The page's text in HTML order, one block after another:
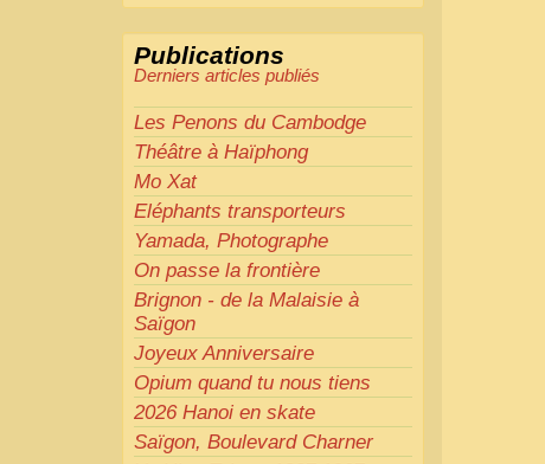
couleurs pour améliorer la
lisibilité. Votre avis nous
intéresse !
Pour les textes, nous allons les
retravailler afin de les rendre
plus fluides et précis.
« Comme tout bon
collectionneur le sait, la
perfection est un idéal… mais
nous y travaillons ! »
Publications
Derniers articles publiés
Les Penons du Cambodge
Théâtre à Haïphong
Mo Xat
Eléphants transporteurs
Yamada, Photographe
On passe la frontière
Brignon - de la Malaisie à
Saïgon
Joyeux Anniversaire
Opium quand tu nous tiens
2026 Hanoi en skate
Saïgon, Boulevard Charner